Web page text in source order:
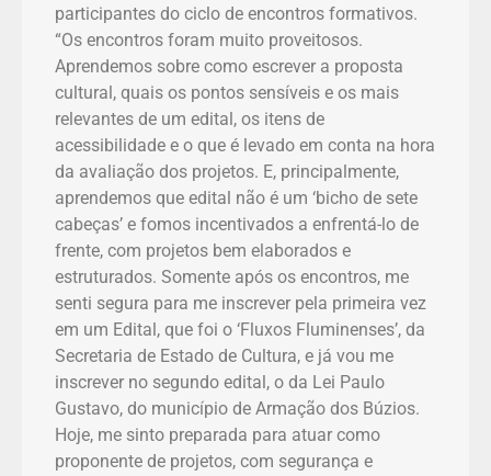
participantes do ciclo de encontros formativos.
“Os encontros foram muito proveitosos.
Aprendemos sobre como escrever a proposta
cultural, quais os pontos sensíveis e os mais
relevantes de um edital, os itens de
acessibilidade e o que é levado em conta na hora
da avaliação dos projetos. E, principalmente,
aprendemos que edital não é um ‘bicho de sete
cabeças’ e fomos incentivados a enfrentá-lo de
frente, com projetos bem elaborados e
estruturados. Somente após os encontros, me
senti segura para me inscrever pela primeira vez
em um Edital, que foi o ‘Fluxos Fluminenses’, da
Secretaria de Estado de Cultura, e já vou me
inscrever no segundo edital, o da Lei Paulo
Gustavo, do município de Armação dos Búzios.
Hoje, me sinto preparada para atuar como
proponente de projetos, com segurança e